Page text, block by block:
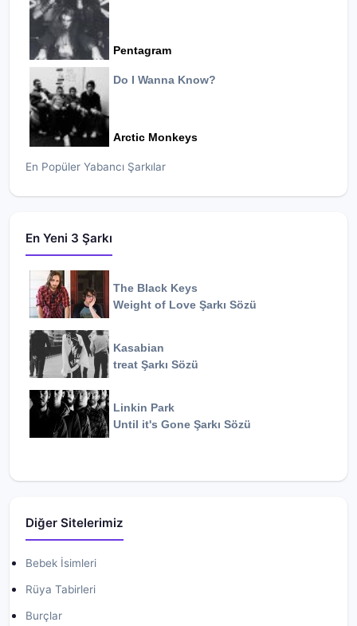
Pentagram
Do I Wanna Know?
Arctic Monkeys
En Popüler Yabancı Şarkılar
En Yeni 3 Şarkı
The Black Keys
Weight of Love Şarkı Sözü
Kasabian
treat Şarkı Sözü
Linkin Park
Until it's Gone Şarkı Sözü
Diğer Sitelerimiz
Bebek İsimleri
Rüya Tabirleri
Burçlar